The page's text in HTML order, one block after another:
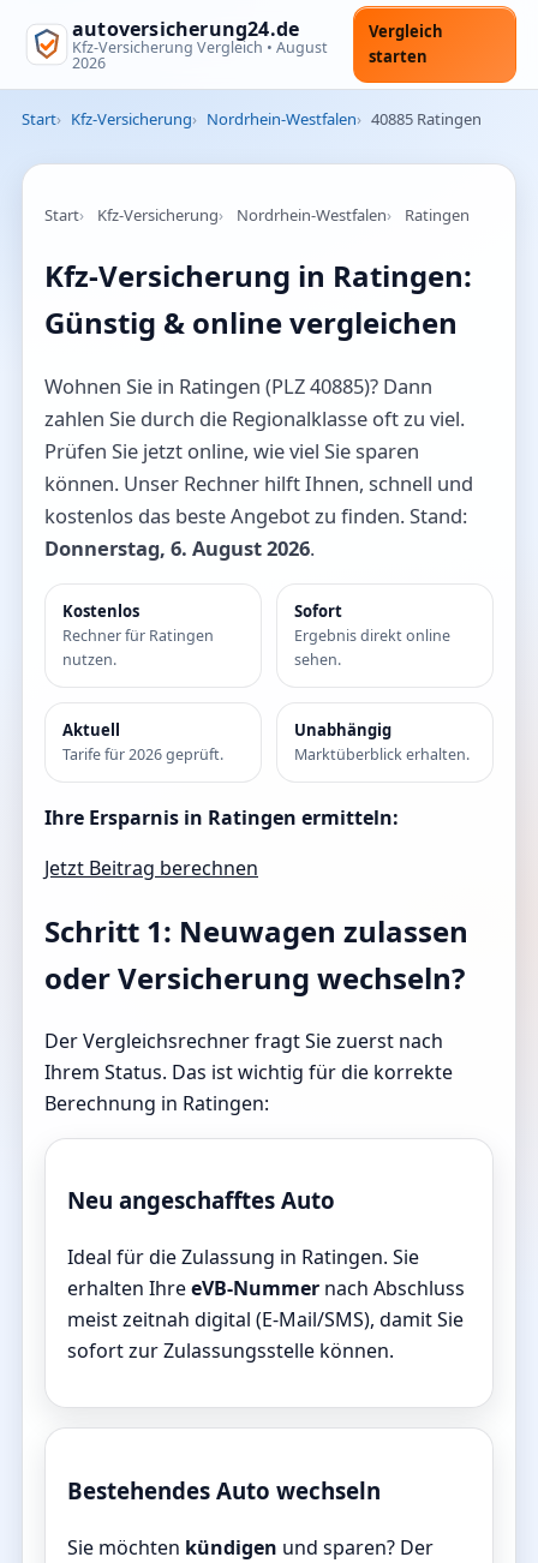
autoversicherung24.de
Kfz-Versicherung Vergleich • August
2026
Vergleich
starten
Start Kfz-Versicherung Nordrhein-Westfalen 40885 Ratingen
Start Kfz-Versicherung Nordrhein-Westfalen Ratingen
Kfz-Versicherung in Ratingen:
Günstig & online vergleichen
Wohnen Sie in Ratingen (PLZ 40885)? Dann
zahlen Sie durch die Regionalklasse oft zu viel.
Prüfen Sie jetzt online, wie viel Sie sparen
können. Unser Rechner hilft Ihnen, schnell und
kostenlos das beste Angebot zu finden. Stand:
Donnerstag, 6. August 2026.
Kostenlos
Rechner für Ratingen
nutzen.
Sofort
Ergebnis direkt online
sehen.
Aktuell
Tarife für 2026 geprüft.
Unabhängig
Marktüberblick erhalten.
Ihre Ersparnis in Ratingen ermitteln:
Jetzt Beitrag berechnen
Schritt 1: Neuwagen zulassen
oder Versicherung wechseln?
Der Vergleichsrechner fragt Sie zuerst nach
Ihrem Status. Das ist wichtig für die korrekte
Berechnung in Ratingen:
Neu angeschafftes Auto
Ideal für die Zulassung in Ratingen. Sie
erhalten IhreeVB-Nummer nach Abschluss
meist zeitnah digital (E-Mail/SMS), damit Sie
sofort zur Zulassungsstelle können.
Bestehendes Auto wechseln
Sie möchten kündigen und sparen? Der